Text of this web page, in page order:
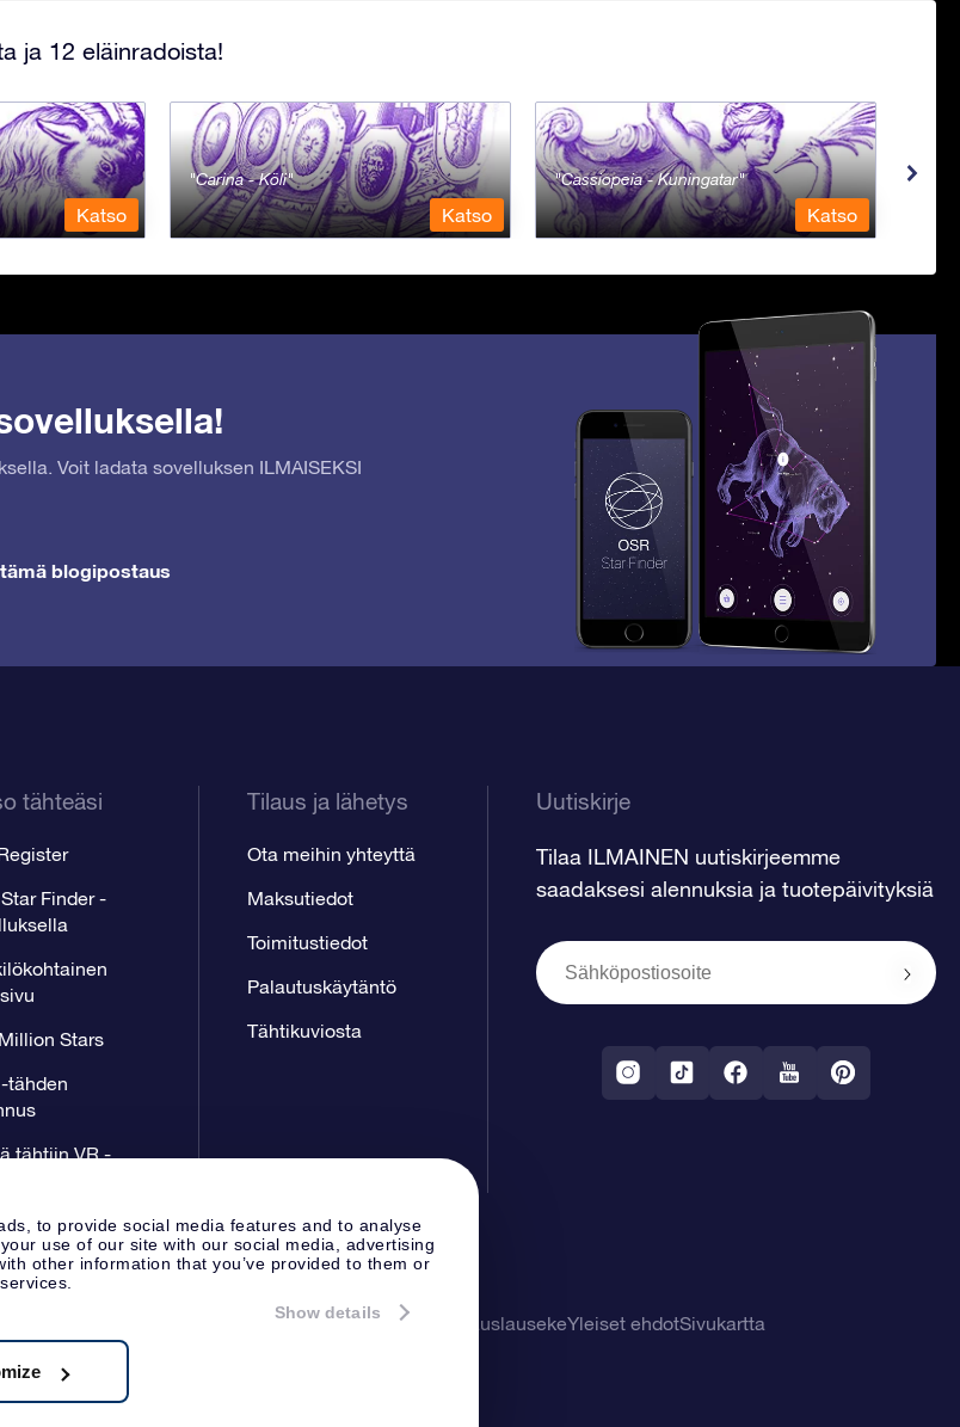
to provide social media features and to analyse
use of our site with our social media, advertising
other information that you’ve provided to them or
Show details
ja 12 eläinradoista!
Katso
Carina - Köli
Katso
Cassiopeia - Kuningatar
Katso
Voit ladata sovelluksen ILMAISEKSI
blogipostaus
tähteäsi
Finder -
Stars
tähden
tähtiin VR -
Tilaus ja lähetys
Ota meihin yhteyttä
Maksutiedot
Toimitustiedot
Palautuskäytäntö
Tähtikuviosta
Uutiskirje
Tilaa ILMAINEN uutiskirjeemme
saadaksesi alennuksia ja tuotepäivityksiä
Tietosuoja ja vastuuvapauslausekeYleiset ehdotSivukartta